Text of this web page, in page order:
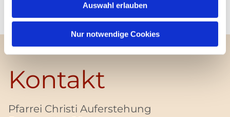
Auswahl erlauben
Nur notwendige Cookies
Kontakt
Pfarrei Christi Auferstehung